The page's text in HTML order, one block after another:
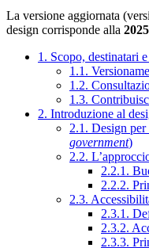
La versione aggiornata
design corrisponde alla
1. Scopo, destinatari
1.1.
1.2.
1.3.
2. Introduzione al
2.1. Design
government)
2.2.
2.2.1.
2.2.2.
2.3.
2.3.1.
2.3.2.
2.3.3.